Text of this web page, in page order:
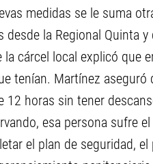
medidas se le suma
desde la Regional Quinta
la cárcel local explicó que
tenían. Martínez
12 horas sin tener
esa persona sufre
el plan de seguridad,